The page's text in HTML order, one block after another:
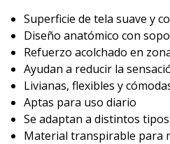
Superficie de tela suave y
Diseño anatómico con
Refuerzo acolchado en
Ayudan a reducir la
Livianas, flexibles y
Aptas para uso diario
Se adaptan a distintos
Material transpirable para